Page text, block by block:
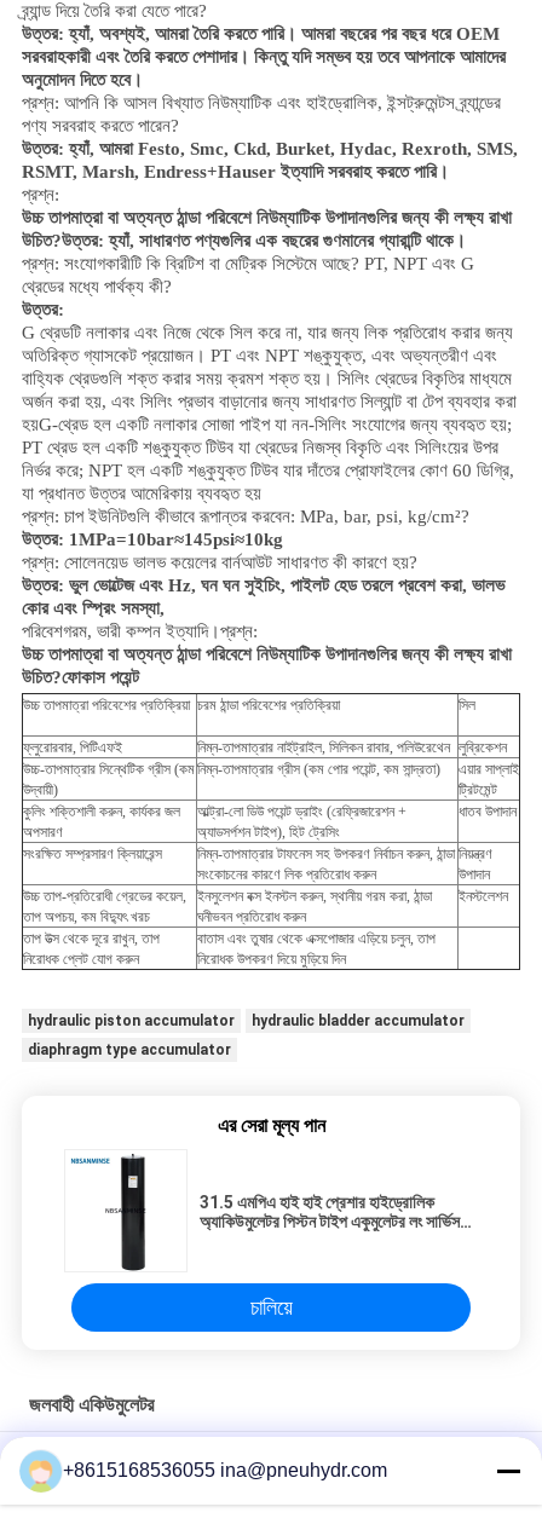
ব্র্যান্ড দিয়ে তৈরি করা যেতে পারে?
উত্তর: হ্যাঁ, অবশ্যই, আমরা তৈরি করতে পারি। আমরা বছরের পর বছর ধরে OEM
সরবরাহকারী এবং তৈরি করতে পেশাদার। কিন্তু যদি সম্ভব হয় তবে আপনাকে আমাদের
অনুমোদন দিতে হবে।
প্রশ্ন: আপনি কি আসল বিখ্যাত নিউম্যাটিক এবং হাইড্রোলিক, ইন্সট্রুমেন্টস ব্র্যান্ডের
পণ্য সরবরাহ করতে পারেন?
উত্তর: হ্যাঁ, আমরা Festo, Smc, Ckd, Burket, Hydac, Rexroth, SMS,
RSMT, Marsh, Endress+Hauser ইত্যাদি সরবরাহ করতে পারি।
প্রশ্ন:
উচ্চ তাপমাত্রা বা অত্যন্ত ঠান্ডা পরিবেশে নিউম্যাটিক উপাদানগুলির জন্য কী লক্ষ্য রাখা
উচিত?উত্তর: হ্যাঁ, সাধারণত পণ্যগুলির এক বছরের গুণমানের গ্যারান্টি থাকে।
প্রশ্ন: সংযোগকারীটি কি ব্রিটিশ বা মেট্রিক সিস্টেমে আছে? PT, NPT এবং G
থ্রেডের মধ্যে পার্থক্য কী?
উত্তর:
G থ্রেডটি নলাকার এবং নিজে থেকে সিল করে না, যার জন্য লিক প্রতিরোধ করার জন্য
অতিরিক্ত গ্যাসকেট প্রয়োজন। PT এবং NPT শঙ্কুযুক্ত, এবং অভ্যন্তরীণ এবং
বাহ্যিক থ্রেডগুলি শক্ত করার সময় ক্রমশ শক্ত হয়। সিলিং থ্রেডের বিকৃতির মাধ্যমে
অর্জন করা হয়, এবং সিলিং প্রভাব বাড়ানোর জন্য সাধারণত সিল্যান্ট বা টেপ ব্যবহার করা
হয়G-থ্রেড হল একটি নলাকার সোজা পাইপ যা নন-সিলিং সংযোগের জন্য ব্যবহৃত হয়;
PT থ্রেড হল একটি শঙ্কুযুক্ত টিউব যা থ্রেডের নিজস্ব বিকৃতি এবং সিলিংয়ের উপর
নির্ভর করে; NPT হল একটি শঙ্কুযুক্ত টিউব যার দাঁতের প্রোফাইলের কোণ 60 ডিগ্রি,
যা প্রধানত উত্তর আমেরিকায় ব্যবহৃত হয়
প্রশ্ন: চাপ ইউনিটগুলি কীভাবে রূপান্তর করবেন: MPa, bar, psi, kg/cm²?
উত্তর: 1MPa=10bar≈145psi≈10kg
প্রশ্ন: সোলেনয়েড ভালভ কয়েলের বার্নআউট সাধারণত কী কারণে হয়?
উত্তর: ভুল ভোল্টেজ এবং Hz, ঘন ঘন সুইচিং, পাইলট হেড তরলে প্রবেশ করা, ভালভ
কোর এবং স্প্রিং সমস্যা,
পরিবেশগরম, ভারী কম্পন ইত্যাদি।প্রশ্ন:
উচ্চ তাপমাত্রা বা অত্যন্ত ঠান্ডা পরিবেশে নিউম্যাটিক উপাদানগুলির জন্য কী লক্ষ্য রাখা
উচিত?ফোকাস পয়েন্ট
উচ্চ তাপমাত্রা পরিবেশের প্রতিক্রিয়া চরম ঠান্ডা পরিবেশের প্রতিক্রিয়া সিল
ফ্লুরোরবার, পিটিএফই নিম্ন-তাপমাত্রার নাইট্রাইল, সিলিকন রাবার, পলিউরেথেন লুব্রিকেশন
উচ্চ-তাপমাত্রার সিন্থেটিক গ্রীস (কম
উদ্বায়ী)
নিম্ন-তাপমাত্রার গ্রীস (কম পোর পয়েন্ট, কম সান্দ্রতা)
এয়ার সাপ্লাই
ট্রিটমেন্ট
কুলিং শক্তিশালী করুন, কার্যকর জল
অপসারণ
আল্ট্রা-লো ডিউ পয়েন্ট ড্রাইং (রেফ্রিজারেশন +
অ্যাডসর্পশন টাইপ), হিট ট্রেসিং
ধাতব উপাদান
সংরক্ষিত সম্প্রসারণ ক্লিয়ারেন্স
নিম্ন-তাপমাত্রার টাফনেস সহ উপকরণ নির্বাচন করুন, ঠান্ডা
সংকোচনের কারণে লিক প্রতিরোধ করুন
নিয়ন্ত্রণ
উপাদান
উচ্চ তাপ-প্রতিরোধী গ্রেডের কয়েল,
তাপ অপচয়, কম বিদ্যুৎ খরচ
ইনসুলেশন বক্স ইনস্টল করুন, স্থানীয় গরম করা, ঠান্ডা
ঘনীভবন প্রতিরোধ করুন
ইনস্টলেশন
তাপ উত্স থেকে দূরে রাখুন, তাপ
নিরোধক প্লেট যোগ করুন
বাতাস এবং তুষার থেকে এক্সপোজার এড়িয়ে চলুন, তাপ
নিরোধক উপকরণ দিয়ে মুড়িয়ে দিন
hydraulic piston accumulator
hydraulic bladder accumulator
diaphragm type accumulator
এর সেরা মূল্য পান
31.5 এমপিএ হাই হাই প্রেশার হাইড্রোলিক
অ্যাকিউমুলেটর পিস্টন টাইপ একুমুলেটর লং সার্ভিস
চালিয়ে
জলবাহী একিউমুলেটর
কিউএক্সএফ 4 কিউএক্সএফ 5 চার্জিং ভালভ মূত্রাশয় সংগ্রহকারী অগ্রভাগ নাইট্রোজেন চেক
ভালভ চার্জিং সরঞ্জাম
+8615168536055 ina@pneuhydr.com